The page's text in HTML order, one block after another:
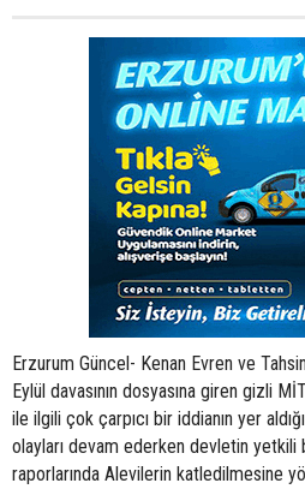
Erzurum Güncel- Kenan Evren ve Tahsin
Eylül davasının dosyasına giren gizli
ile ilgili çok çarpıcı bir iddianın yer
olayları devam ederken devletin
raporlarında Alevilerin katledilmesine